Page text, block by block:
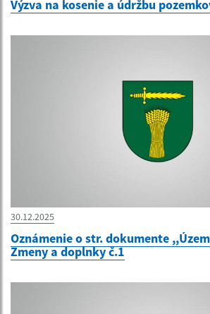
Výzva na kosenie a údržbu
30.12.2025
Oznámenie o str. dokumente
Zmeny a doplnky č.1